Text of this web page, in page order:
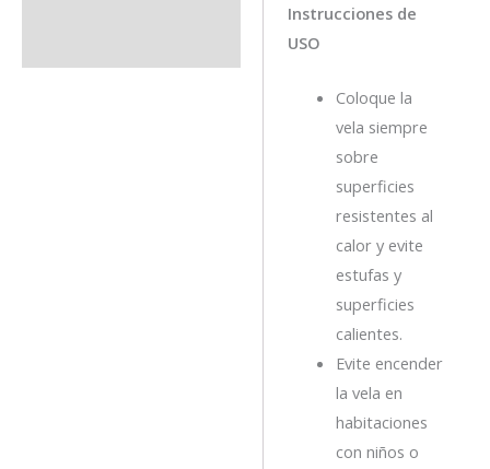
Instrucciones de
USO
Coloque la
vela siempre
sobre
superficies
resistentes al
calor y evite
estufas y
superficies
calientes.
Evite encender
la vela en
habitaciones
con niños o